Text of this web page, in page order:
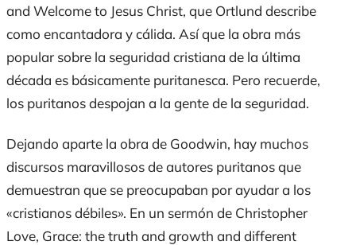
and Welcome to Jesus Christ, que Ortlund describe
como encantadora y cálida. Así que la obra más
popular sobre la seguridad cristiana de la última
década es básicamente puritanesca. Pero recuerde,
los puritanos despojan a la gente de la seguridad.
Dejando aparte la obra de Goodwin, hay muchos
discursos maravillosos de autores puritanos que
demuestran que se preocupaban por ayudar a los
«cristianos débiles». En un sermón de Christopher
Love, Grace: the truth and growth and different